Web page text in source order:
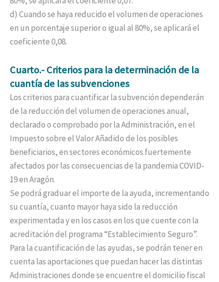
d) Cuando se haya reducido el volumen de operaciones
en un porcentaje superior o igual al 80%, se aplicará el
coeficiente 0,08.
Cuarto.- Criterios para la determinación de la
cuantía de las subvenciones
Los criterios para cuantificar la subvención dependerán
de la reducción del volumen de operaciones anual,
declarado o comprobado por la Administración, en el
Impuesto sobre el Valor Añadido de los posibles
beneficiarios, en sectores económicos fuertemente
afectados por las consecuencias de la pandemia COVID-
19 en Aragón.
Se podrá graduar el importe de la ayuda, incrementando
su cuantía, cuanto mayor haya sido la reducción
experimentada y en los casos en los que cuente con la
acreditación del programa “Establecimiento Seguro”.
Para la cuantificación de las ayudas, se podrán tener en
cuenta las aportaciones que puedan hacer las distintas
Administraciones donde se encuentre el domicilio fiscal